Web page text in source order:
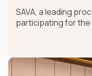
SAVA, a leading
participating for
the MADE IN
Dubai from January